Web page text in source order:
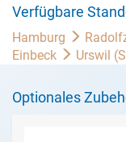
Verfügbare
Hamburg
Einbeck
Urswil
Optionales